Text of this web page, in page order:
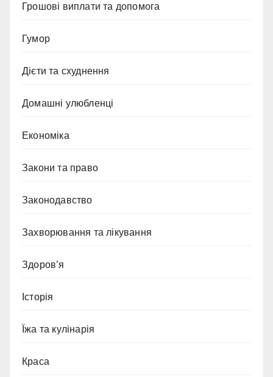
Грошові виплати та допомога
Гумор
Дієти та схуднення
Домашні улюбленці
Економіка
Закони та право
Законодавство
Захворювання та лікування
Здоров’я
Історія
Їжа та кулінарія
Краса